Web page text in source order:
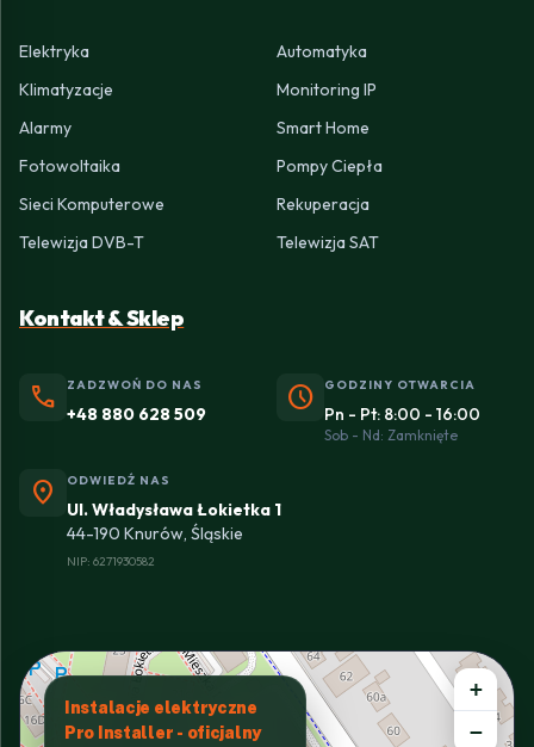
Elektryka
Automatyka
Klimatyzacje
Monitoring IP
Alarmy
Smart Home
Fotowoltaika
Pompy Ciepła
Sieci Komputerowe
Rekuperacja
Telewizja DVB-T
Telewizja SAT
Kontakt & Sklep
phone ZADZWOŃ DO NAS
+48 880 628 509 schedule GODZINY OTWARCIA
Pn - Pt: 8:00 - 16:00
Sob - Nd: Zamknięte
location_on ODWIEDŹ NAS
Ul. Władysława Łokietka 1
44-190 Knurów, Śląskie
NIP: 6271930582
Instalacje elektryczne
Pro Installer - oficjalny
+
−